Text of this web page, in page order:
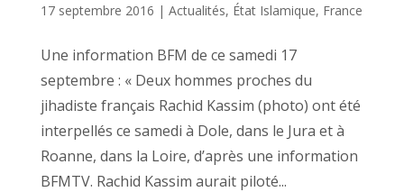
17 septembre 2016 | Actualités, État Islamique, France
Une information BFM de ce samedi 17
septembre : « Deux hommes proches du
jihadiste français Rachid Kassim (photo) ont été
interpellés ce samedi à Dole, dans le Jura et à
Roanne, dans la Loire, d’après une information
BFMTV. Rachid Kassim aurait piloté...